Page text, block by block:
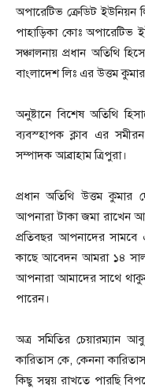
অপারেটিভ ক্রেডিট ইউনিয়ন
পাহাড়িকা কোঃ অপারেটিভ
সঞ্চালনায় প্রধান অতিথি
বাংলাদেশ লিঃ এর উত্তম
অনুষ্টানে বিশেষ অতিথি
ব্যবস্হাপক ক্লাব এর সমীরন
সম্পাদক আব্রাহাম ত্রিপুরা।
প্রধান অতিথি উত্তম কুমার
আপনারা টাকা জমা রাখেন
প্রতিবছর আপনাদের
কাছে আবেদন আমরা ১৪
আপনারা আমাদের সাথে
পারেন।
অত্র সমিতির চেয়ারম্যান
কারিতাস কে, কেননা
কিছু সন্বয় রাখতে পারছি